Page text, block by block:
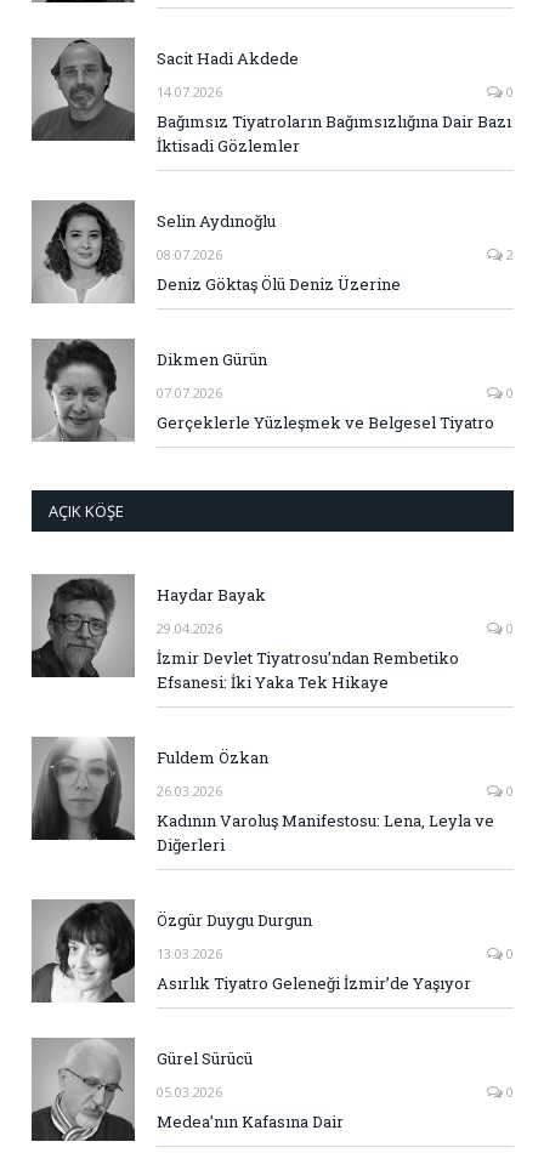
Sacit Hadi Akdede
14.07.2026 0
Bağımsız Tiyatroların Bağımsızlığına Dair Bazı
İktisadi Gözlemler
Selin Aydınoğlu
08.07.2026 2
Deniz Göktaş Ölü Deniz Üzerine
Dikmen Gürün
07.07.2026 0
Gerçeklerle Yüzleşmek ve Belgesel Tiyatro
AÇIK KÖŞE
Haydar Bayak
29.04.2026 0
İzmir Devlet Tiyatrosu’ndan Rembetiko
Efsanesi: İki Yaka Tek Hikaye
Fuldem Özkan
26.03.2026 0
Kadının Varoluş Manifestosu: Lena, Leyla ve
Diğerleri
Özgür Duygu Durgun
13.03.2026 0
Asırlık Tiyatro Geleneği İzmir’de Yaşıyor
Gürel Sürücü
05.03.2026 0
Medea’nın Kafasına Dair